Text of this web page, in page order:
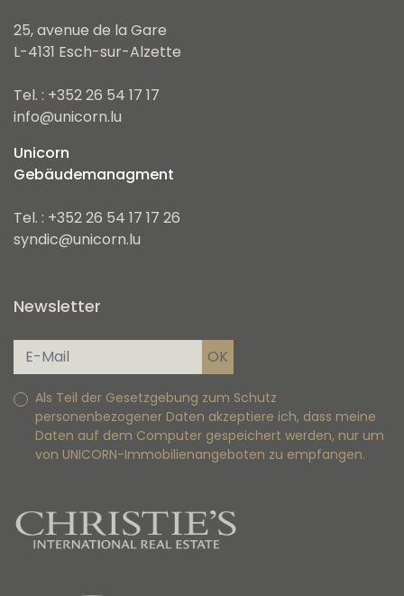
25, avenue de la Gare
L-4131 Esch-sur-Alzette
Tel. : +352 26 54 17 17
info@unicorn.lu
Unicorn
Gebäudemanagment
Tel. : +352 26 54 17 17 26
syndic@unicorn.lu
Newsletter
Als Teil der Gesetzgebung zum Schutz
personenbezogener Daten akzeptiere ich, dass meine
Daten auf dem Computer gespeichert werden, nur um
von UNICORN-Immobilienangeboten zu empfangen.